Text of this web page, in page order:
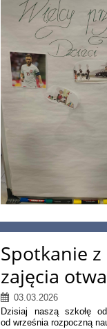
Spotkanie
zajęcia
03.03.2026
Dzisiaj naszą szkołę
od września rozpoczną